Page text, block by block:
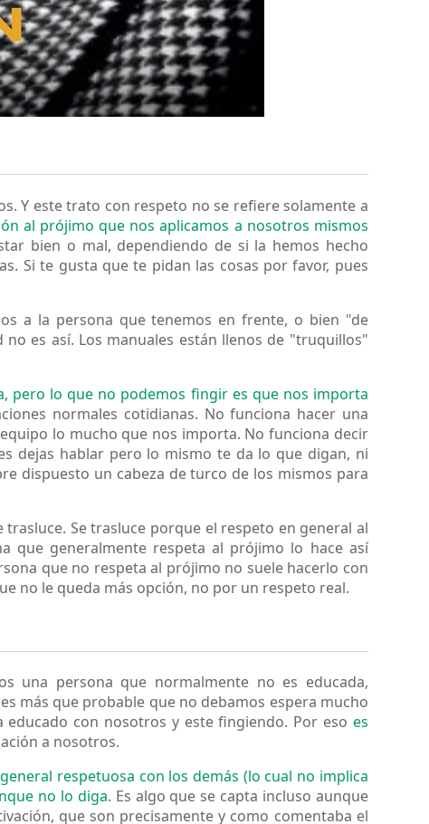
Y este trato con respeto no se refiere solamente a
al prójimo que nos aplicamos a nosotros mismos
bien o mal, dependiendo de si la hemos hecho
Si te gusta que te pidan las cosas por favor, pues
a la persona que tenemos en frente, o bien "de
es así. Los manuales están llenos de "truquillos"
pero lo que no podemos fingir es que nos importa
normales cotidianas. No funciona hacer una
lo mucho que nos importa. No funciona decir
dejas hablar pero lo mismo te da lo que digan, ni
dispuesto un cabeza de turco de los mismos para
Se trasluce porque el respeto en general al
que generalmente respeta al prójimo lo hace así
que no respeta al prójimo no suele hacerlo con
no le queda más opción, no por un respeto real.
una persona que normalmente no es educada,
más que probable que no debamos espera mucho
con nosotros y este fingiendo. Por eso es
a nosotros.
respetuosa con los demás (lo cual no implica
no lo diga. Es algo que se capta incluso aunque
que son precisamente y como comentaba el